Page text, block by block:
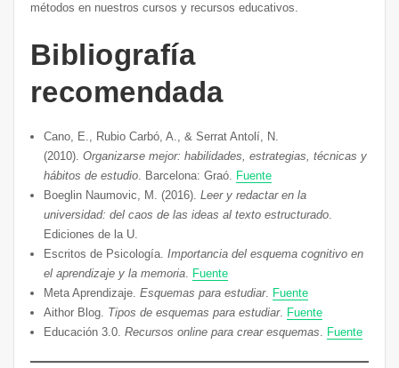
métodos en nuestros cursos y recursos educativos.
Bibliografía
recomendada
Cano, E., Rubio Carbó, A., & Serrat Antolí, N.
(2010). Organizarse mejor: habilidades, estrategias, técnicas y
hábitos de estudio. Barcelona: Graó.
Fuente
Boeglin Naumovic, M. (2016). Leer y redactar en la
universidad: del caos de las ideas al texto estructurado.
Ediciones de la U.
Escritos de Psicología. Importancia del esquema cognitivo en
el aprendizaje y la memoria.
Fuente
Meta Aprendizaje. Esquemas para estudiar. Fuente
Aithor Blog. Tipos de esquemas para estudiar. Fuente
Educación 3.0. Recursos online para crear esquemas Fuente